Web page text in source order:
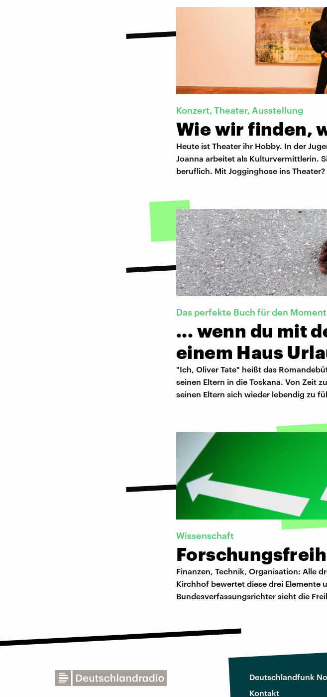
Konzert, Theater, Ausstellung
Wie wir finden,
Heute ist Theater ihr Hobby. In der
Joanna arbeitet als Kulturvermittlerin.
beruflich. Mit Jogginghose ins
Das perfekte Buch für den
... wenn du mit
einem Haus
"Ich, Oliver Tate" heißt das
seinen Eltern in die Toskana. Von Zeit
seinen Eltern sich wieder lebendig zu
Wissenschaft
Finanzen, Technik, Organisation: Alle
Kirchhof bewertet diese drei Elemente
Bundesverfassungsrichter sieht die
Deutschlandfunk
Kontakt